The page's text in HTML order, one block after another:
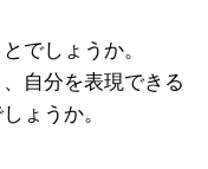
でしょうか。
自分を表現できる
ょうか。